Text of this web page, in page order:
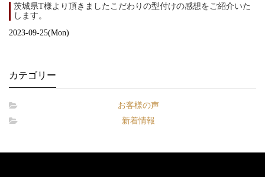
茨城県T様より頂きましたこだわりの型付けの感想をご紹介いた
します。
2023-09-25(Mon)
カテゴリー
お客様の声
新着情報